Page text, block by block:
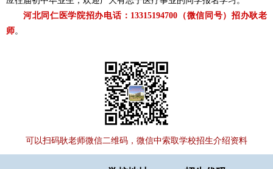
河北同仁医学院招办电话：13315194700（微信同号）招办耿老
师。
可以扫码耿老师微信二维码，微信中索取学校招生介绍资料